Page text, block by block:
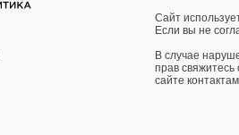
Сайт
Если вы не
В случае
прав
сайте